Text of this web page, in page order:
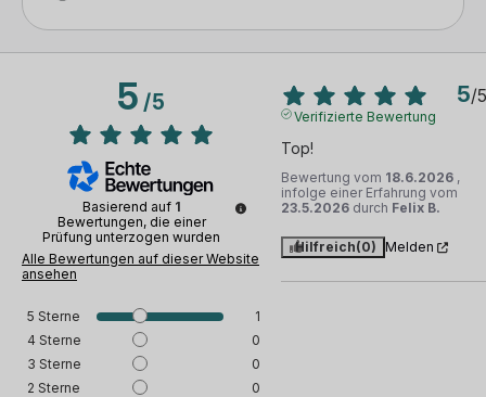
5/5
Basierend auf 1
Bewertungen, die einer
Prüfung unterzogen wurden
Alle Bewertungen auf dieser Website
ansehen
5 Sterne
1
4 Sterne
0
3 Sterne
0
2 Sterne
0
5/5
Verifizierte Bewertung
Top!
Bewertung vom 18.6.2026 ,
infolge einer Erfahrung vom
23.5.2026 durch Felix B.
Hilfreich(0) Melden